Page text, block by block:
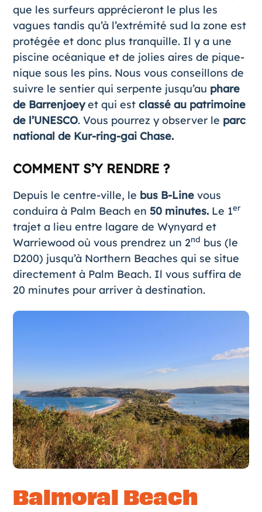
que les surfeurs apprécieront le plus les
vagues tandis qu’à l’extrémité sud la zone est
protégée et donc plus tranquille. Il y a une
piscine océanique et de jolies aires de pique-
nique sous les pins. Nous vous conseillons de
suivre le sentier qui serpente jusqu’au phare
de Barrenjoeyet qui est classé au patrimoine
de l’UNESCO. Vous pourrez y observer le parc
national de Kur-ring-gai Chase.
COMMENT S’Y RENDRE ?
Depuis le centre-ville, le bus B-Linevous
conduira à Palm Beach en 50 minutes.Le 1er
trajet a lieu entre lagare de Wynyard et
Warriewood où vous prendrez un 2nd bus (le
D200) jusqu’à Northern Beaches qui se situe
directement à Palm Beach. Il vous suffira de
20 minutes pour arriver à destination.
Balmoral Beach